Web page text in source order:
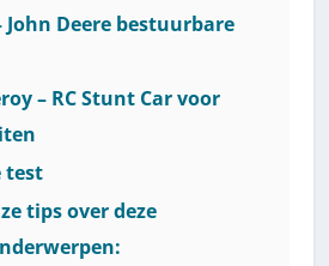
John Deere bestuurbare
– RC Stunt Car voor
test
tips over deze